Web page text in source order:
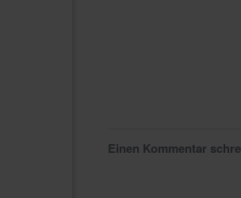
Einen Kommentar